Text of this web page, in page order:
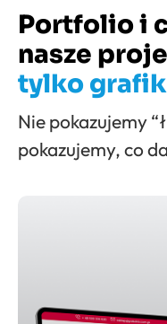
Portfolio i
nasze
tylko
Nie pokazujemy
pokazujemy, co